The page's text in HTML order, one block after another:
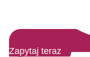
Zapytaj teraz